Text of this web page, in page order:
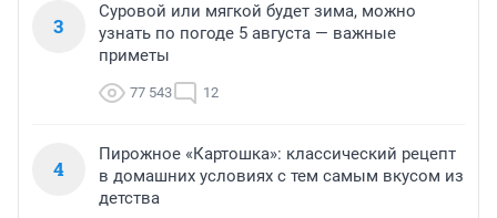
3
Суровой или мягкой будет зима, можно
узнать по погоде 5 августа — важные
приметы
77 543 12
4
Пирожное «Картошка»: классический рецепт
в домашних условиях с тем самым вкусом из
детства